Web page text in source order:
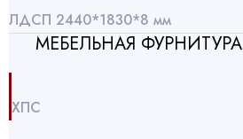
ЛДСП 2440*1830*8 мм
МЕБЕЛЬНАЯ ФУРНИТУРА
ХПС